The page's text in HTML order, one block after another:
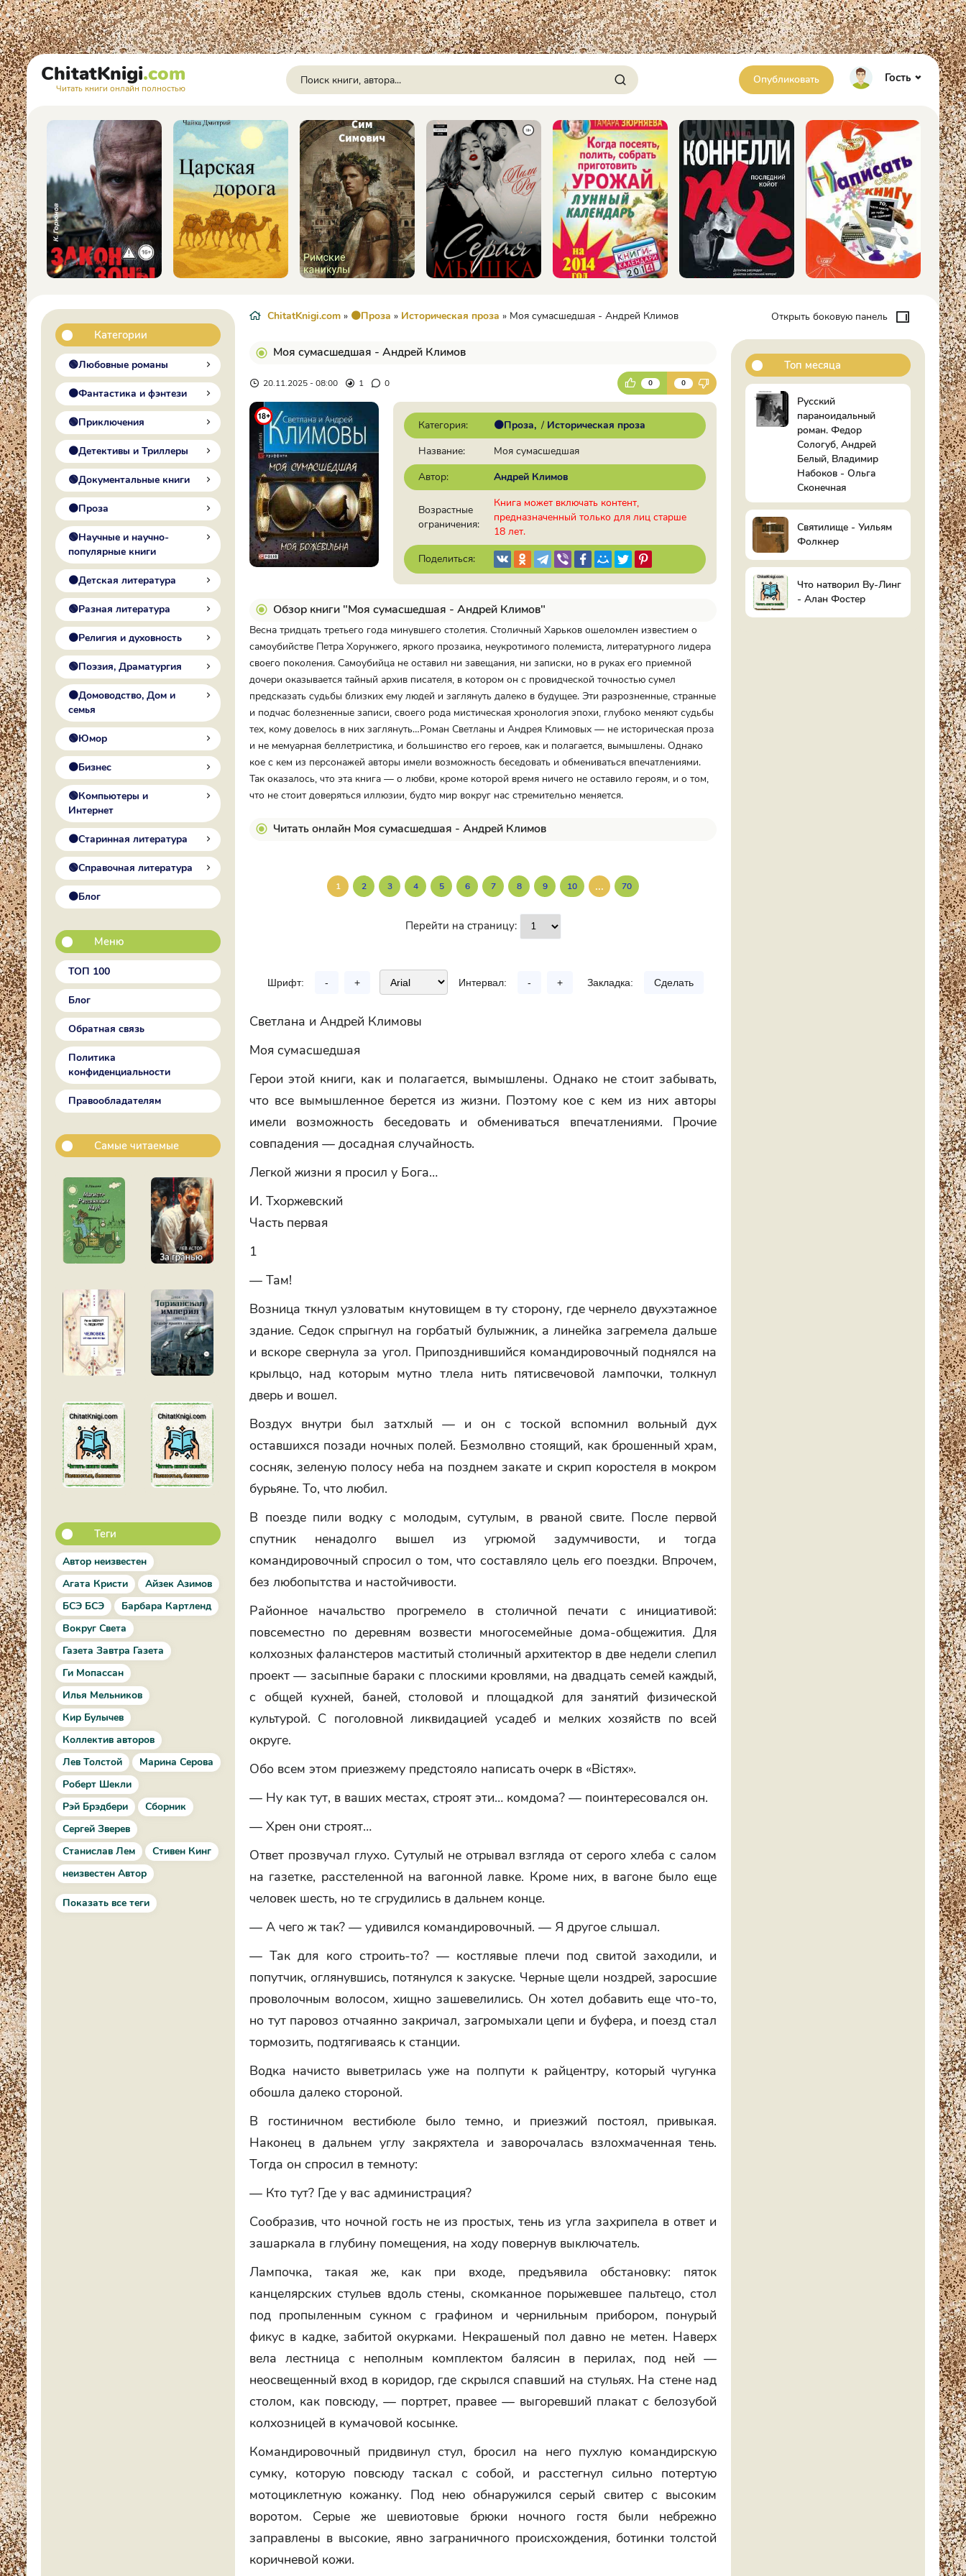
ChitatKnigi.com
Читать книги онлайн полностью
Опубликовать Гость
Категории
🟢Любовные романы
🟠Фантастика и фэнтези
🟢Приключения
🟠Детективы и Триллеры
🟢Документальные книги
🟠Проза
🟢Научные и научно-
популярные книги
🟠Детская литература
🟢Разная литература
🟠Религия и духовность
🟢Поэзия, Драматургия
🟠Домоводство, Дом и
семья
🟢Юмор
🟠Бизнес
🟢Компьютеры и
Интернет
🟠Старинная литература
🟢Справочная литература
🟠Блог
Меню
ТОП 100
Блог
Обратная связь
Политика
конфиденциальности
Правообладателям
Самые читаемые
Теги
Автор неизвестен
Агата Кристи
Айзек Азимов
БСЭ БСЭ
Барбара Картленд
Вокруг Света
Газета Завтра Газета
Ги Мопассан
Илья Мельников
Кир Булычев
Коллектив авторов
Лев Толстой
Марина Серова
Роберт Шекли
Рэй Брэдбери
Сборник
Сергей Зверев
Станислав Лем
Стивен Кинг
неизвестен Автор
Показать все теги
ChitatKnigi.com » 🟠Проза » Историческая проза » Моя сумасшедшая - Андрей Климов
Моя сумасшедшая - Андрей Климов
20.11.2025 - 08:00 1 0 0 0
Категория: 🟠Проза / Историческая проза
Название:
Моя сумасшедшая
Автор:
Андрей Климов
Возрастные
ограничения:
Книга может включать контент,
предназначенный только для лиц старше
18 лет.
Поделиться:
Обзор книги "Моя сумасшедшая - Андрей Климов"
Весна тридцать третьего года минувшего столетия. Столичный Харьков ошеломлен известием о
самоубийстве Петра Хорунжего, яркого прозаика, неукротимого полемиста, литературного лидера
своего поколения. Самоубийца не оставил ни завещания, ни записки, но в руках его приемной
дочери оказывается тайный архив писателя, в котором он с провидческой точностью сумел
предсказать судьбы близких ему людей и заглянуть далеко в будущее. Эти разрозненные, странные
и подчас болезненные записи, своего рода мистическая хронология эпохи, глубоко меняют судьбы
тех, кому довелось в них заглянуть…Роман Светланы и Андрея Климовых — не историческая проза
и не мемуарная беллетристика, и большинство его героев, как и полагается, вымышлены. Однако
кое с кем из персонажей авторы имели возможность беседовать и обмениваться впечатлениями.
Так оказалось, что эта книга — о любви, кроме которой время ничего не оставило героям, и о том,
что не стоит доверяться иллюзии, будто мир вокруг нас стремительно меняется.
Читать онлайн Моя сумасшедшая - Андрей Климов
1 2 3 4 5 6 7 8 9 10 ... 70
Перейти на страницу:
Шрифт: - + Интервал: - + Закладка: Сделать
Светлана и Андрей Климовы
Моя сумасшедшая
Герои этой книги, как и полагается, вымышлены. Однако не стоит забывать,
что все вымышленное берется из жизни. Поэтому кое с кем из них авторы
имели возможность беседовать и обмениваться впечатлениями. Прочие
совпадения — досадная случайность.
Легкой жизни я просил у Бога…
И. Тхоржевский
Часть первая
1
— Там!
Возница ткнул узловатым кнутовищем в ту сторону, где чернело двухэтажное
здание. Седок спрыгнул на горбатый булыжник, а линейка загремела дальше
и вскоре свернула за угол. Припозднившийся командировочный поднялся на
крыльцо, над которым мутно тлела нить пятисвечовой лампочки, толкнул
дверь и вошел.
Воздух внутри был затхлый — и он с тоской вспомнил вольный дух
оставшихся позади ночных полей. Безмолвно стоящий, как брошенный храм,
сосняк, зеленую полосу неба на позднем закате и скрип коростеля в мокром
бурьяне. То, что любил.
В поезде пили водку с молодым, сутулым, в рваной свите. После первой
спутник ненадолго вышел из угрюмой задумчивости, и тогда
командировочный спросил о том, что составляло цель его поездки. Впрочем,
без любопытства и настойчивости.
Районное начальство прогремело в столичной печати с инициативой:
повсеместно по деревням возвести многосемейные дома-общежития. Для
колхозных фаланстеров маститый столичный архитектор в две недели слепил
проект — засыпные бараки с плоскими кровлями, на двадцать семей каждый,
с общей кухней, баней, столовой и площадкой для занятий физической
культурой. С поголовной ликвидацией усадеб и мелких хозяйств по всей
округе.
Обо всем этом приезжему предстояло написать очерк в «Вiстях».
— Ну как тут, в ваших местах, строят эти… комдома? — поинтересовался он.
— Хрен они строят…
Ответ прозвучал глухо. Сутулый не отрывал взгляда от серого хлеба с салом
на газетке, расстеленной на вагонной лавке. Кроме них, в вагоне было еще
человек шесть, но те сгрудились в дальнем конце.
— А чего ж так? — удивился командировочный. — Я другое слышал.
— Так для кого строить-то? — костлявые плечи под свитой заходили, и
попутчик, оглянувшись, потянулся к закуске. Черные щели ноздрей, заросшие
проволочным волосом, хищно зашевелились. Он хотел добавить еще что-то,
но тут паровоз отчаянно закричал, загромыхали цепи и буфера, и поезд стал
тормозить, подтягиваясь к станции.
Водка начисто выветрилась уже на полпути к райцентру, который чугунка
обошла далеко стороной.
В гостиничном вестибюле было темно, и приезжий постоял, привыкая.
Наконец в дальнем углу закряхтела и заворочалась взлохмаченная тень.
Тогда он спросил в темноту:
— Кто тут? Где у вас администрация?
Сообразив, что ночной гость не из простых, тень из угла захрипела в ответ и
зашаркала в глубину помещения, на ходу повернув выключатель.
Лампочка, такая же, как при входе, предъявила обстановку: пяток
канцелярских стульев вдоль стены, скомканное порыжевшее пальтецо, стол
под пропыленным сукном с графином и чернильным прибором, понурый
фикус в кадке, забитой окурками. Некрашеный пол давно не метен. Наверх
вела лестница с неполным комплектом балясин в перилах, под ней —
неосвещенный вход в коридор, где скрылся спавший на стульях. На стене над
столом, как повсюду, — портрет, правее — выгоревший плакат с белозубой
колхозницей в кумачовой косынке.
Командировочный придвинул стул, бросил на него пухлую командирскую
сумку, которую повсюду таскал с собой, и расстегнул сильно потертую
мотоциклетную кожанку. Под нею обнаружился серый свитер с высоким
воротом. Серые же шевиотовые брюки ночного гостя были небрежно
заправлены в высокие, явно заграничного происхождения, ботинки толстой
коричневой кожи.
Открыть боковую панель
Топ месяца
Русский
параноидальный
роман. Федор
Сологуб, Андрей
Белый, Владимир
Набоков - Ольга
Сконечная
Святилище - Уильям
Фолкнер
Что натворил Ву-Линг
- Алан Фостер